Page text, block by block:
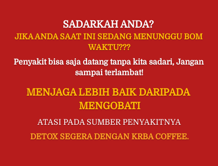
SADARKAH ANDA?
JIKA ANDA SAAT INI SEDANG MENUNGGU BOM
WAKTU???
Penyakit bisa saja datang tanpa kita sadari, Jangan
sampai terlambat!
MENJAGA LEBIH BAIK DARIPADA
MENGOBATI
ATASI PADA SUMBER PENYAKITNYA
DETOX SEGERA DENGAN KRBA COFFEE.